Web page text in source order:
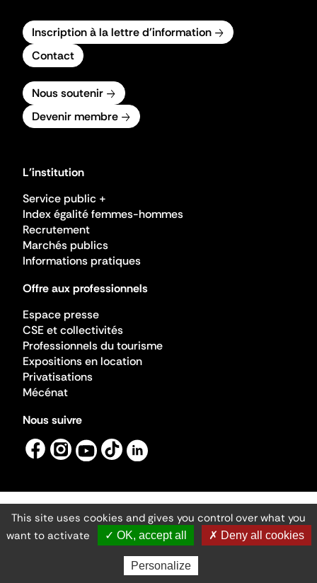
Inscription à la lettre d'information
Contact
Nous soutenir
Devenir membre
L'institution
Service public +
Index égalité femmes-hommes
Recrutement
Marchés publics
Informations pratiques
Offre aux professionnels
Espace presse
CSE et collectivités
Professionnels du tourisme
Expositions en location
Privatisations
Mécénat
Nous suivre
Mentions légales
Gestion des cookies
Accessibilité numérique
Ministère de la Culture ©2026
- Cité de l'architecture et du patrimoine
This site uses cookies and gives you control over what you
want to activate
✓ OK, accept all ✗ Deny all cookies
Personalize